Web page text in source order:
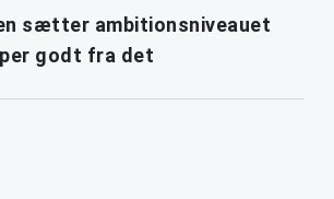
sætter ambitionsniveauet
godt fra det